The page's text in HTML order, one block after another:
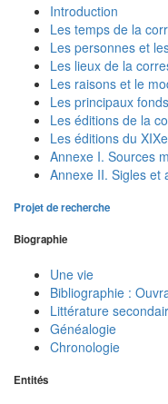
Introduction
Les temps de la
Les personnes et
Les lieux de la
Les raisons et le
Les principaux
Les éditions de la
Les éditions du
Annexe I. Sources
Annexe II. Sigles et
Projet de recherche
Biographie
Une vie
Bibliographie :
Littérature
Généalogie
Chronologie
Entités